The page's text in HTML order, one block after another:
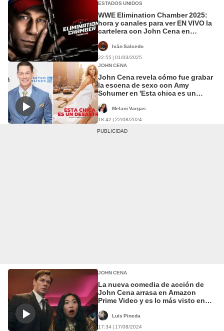
ESTADOS UNIDOS
WWE Elimination Chamber 2025:
hora y canales para ver EN VIVO la
cartelera con John Cena en
Iván Salcedo
22:55 | 01/03/2025
JOHN CENA
John Cena revela cómo fue grabar
la escena de sexo con Amy
Schumer en 'Esta chica es un
Melani Vargas
18:42 | 22/08/2024
JOHN CENA
La nueva comedia de acción de
John Cena arrasa en Amazon
Prime Video y es lo más visto en
Luis Pineda
17:34 | 17/08/2024